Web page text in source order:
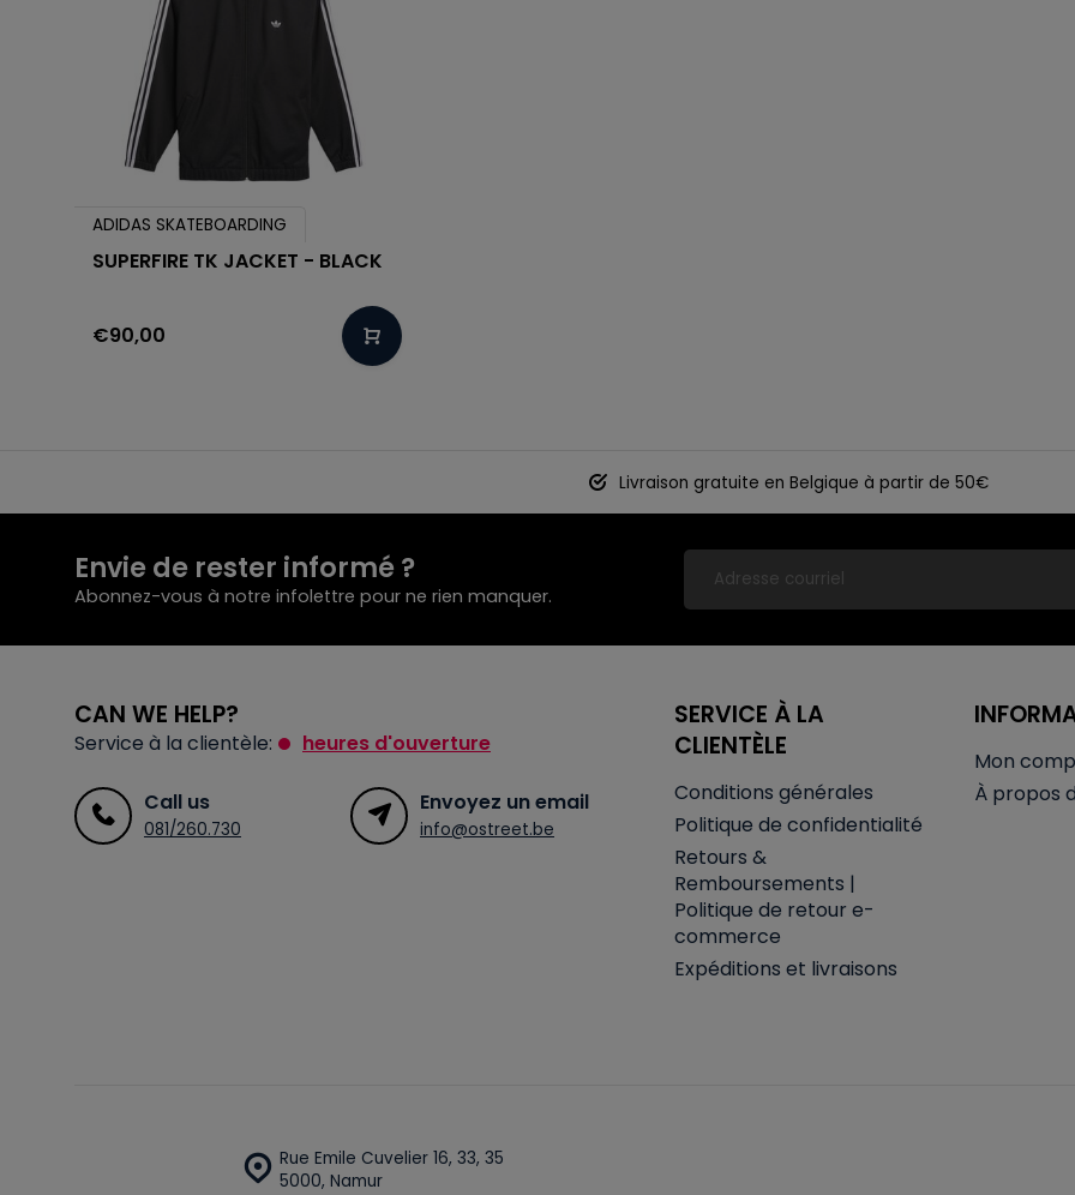
ADIDAS SKATEBOARDING
SUPERFIRE TK JACKET - BLACK
€90,00
Livraison gratuite en Belgique à partir de 50€
Envie de rester informé ?
Abonnez-vous à notre infolettre pour ne rien manquer.
CAN WE HELP?
Service à la clientèle: heures d'ouverture
Call us
081/260.730
Envoyez un email
info@ostreet.be
SERVICE À LA
CLIENTÈLE
Conditions générales
Politique de confidentialité
Retours &
Remboursements |
Politique de retour e-
commerce
Expéditions et livraisons
Mon
À propos
Rue Emile Cuvelier 16, 33, 35
5000, Namur